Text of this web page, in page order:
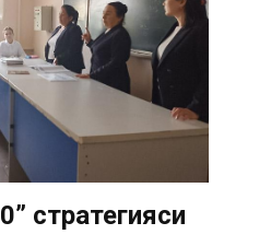
стратегияси